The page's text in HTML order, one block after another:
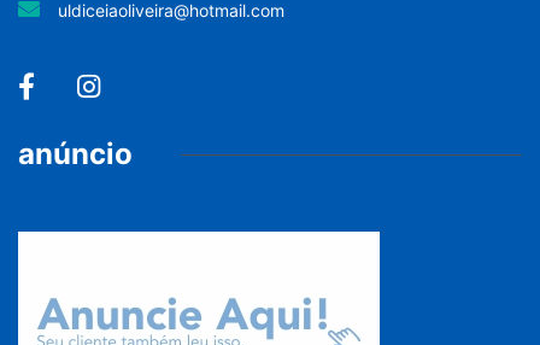
uldiceiaoliveira@hotmail.com
anúncio